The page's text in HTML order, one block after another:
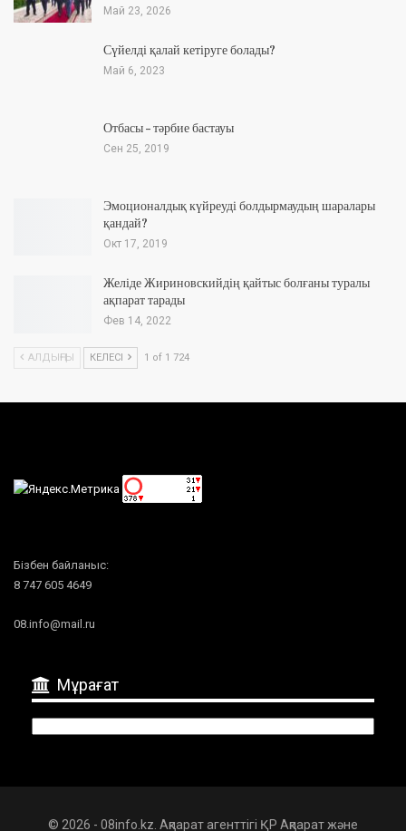
Май 23, 2026
Сүйелді қалай кетіруге болады?
Май 6, 2023
Отбасы – тәрбие бастауы
Сен 25, 2019
Эмоционалдық күйреуді болдырмаудың шаралары
қандай?
Окт 17, 2019
Желіде Жириновскийдің қайтыс болғаны туралы
ақпарат тарады
Фев 14, 2022
АЛДЫҢҒЫ КЕЛЕСІ 1 of 1 724
Бізбен байланыс:
8 747 605 4649
08.info@mail.ru
Мұрағат
© 2026 - 08info.kz. Ақпарат агенттігі ҚР Ақпарат және